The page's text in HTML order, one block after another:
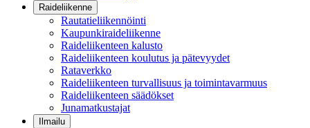
Raideliikenne
Rautatieliikennöinti
Kaupunkiraideliikenne
Raideliikenteen kalusto
Raideliikenteen koulutus ja pätevyydet
Rataverkko
Raideliikenteen turvallisuus ja toimintavarmuus
Raideliikenteen säädökset
Junamatkustajat
Ilmailu